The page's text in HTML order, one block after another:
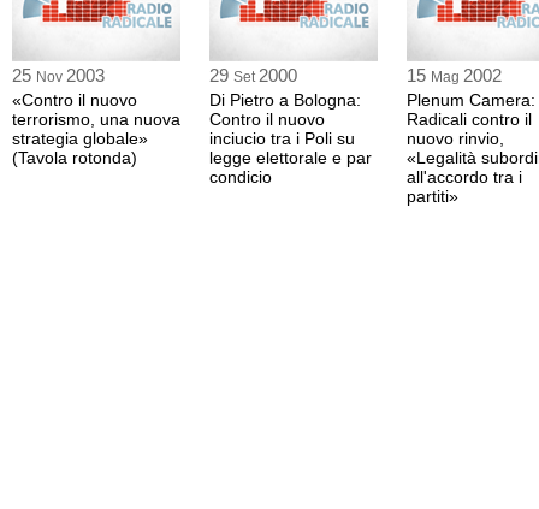
25 Nov 2003
«Contro il nuovo
terrorismo, una nuova
strategia globale»
(Tavola rotonda)
29 Set 2000
Di Pietro a Bologna:
Contro il nuovo
inciucio tra i Poli su
legge elettorale e par
condicio
15 Mag 2002
Plenum Camera:
Radicali contro il
nuovo rinvio,
«Legalità
all'accordo tra i
partiti»